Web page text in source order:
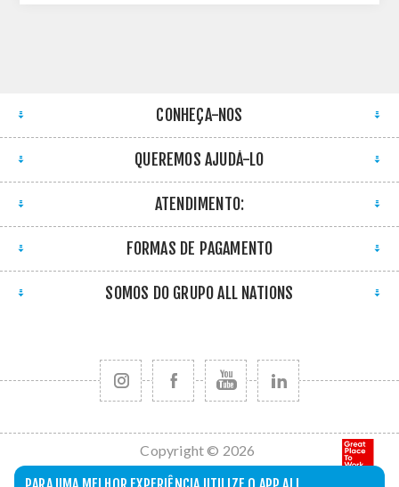
CONHEÇA-NOS
QUEREMOS AJUDÁ-LO
ATENDIMENTO:
FORMAS DE PAGAMENTO
SOMOS DO GRUPO ALL NATIONS
Copyright © 2026
All Nations. Todos